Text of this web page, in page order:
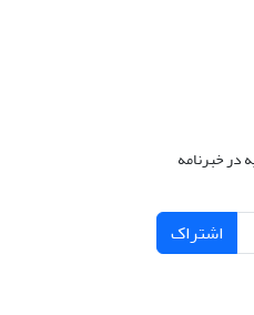
در خبرنامه
اشتراک